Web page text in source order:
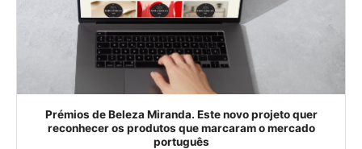
Prémios de Beleza Miranda. Este novo projeto quer
reconhecer os produtos que marcaram o mercado
português